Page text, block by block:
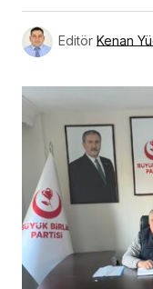
Editör Kenan